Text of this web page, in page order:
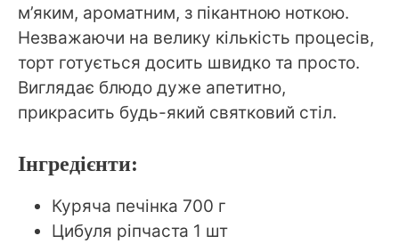
м’яким, ароматним, з пікантною ноткою.
Незважаючи на велику кількість процесів,
торт готується досить швидко та просто.
Виглядає блюдо дуже апетитно,
прикрасить будь-який святковий стіл.
Інгредієнти:
Куряча печінка 700 г
Цибуля ріпчаста 1 шт